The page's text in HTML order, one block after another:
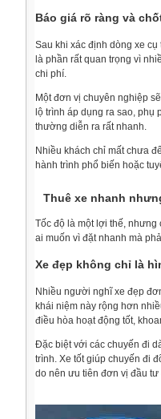
Báo giá rõ ràng và
Sau khi xác định dòng xe cụ
là phần rất quan trọng vì
chi phí.
Một đơn vị chuyên nghiệp
lộ trình áp dụng ra sao, phụ
thường diễn ra rất nhanh.
Nhiều khách chỉ mất chưa
hành trình phổ biến hoặc
Thuê xe nhanh
Tốc độ là một lợi thế, nhưng
ai muốn vì đặt nhanh mà
Xe đẹp không chỉ là
Nhiều người nghĩ xe đẹp
khái niệm này rộng hơn
điều hòa hoạt động tốt,
Đặc biệt với các chuyến đi
trình. Xe tốt giúp chuyến đi
do nên ưu tiên đơn vị đầu